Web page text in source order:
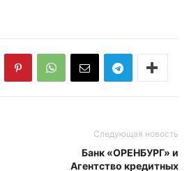
Следующая новость
Банк «ОРЕНБУРГ» и
Агентство кредитных